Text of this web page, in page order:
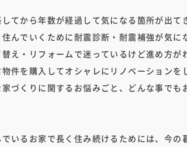
してから年数が経過して気になる箇所が出て
住んでいくために耐震診断・耐震補強が気に
替え・リフォームで迷っているけど進め方
物件を購入してオシャレにリノベーション
づくりに関するお悩みごと、どんな事でも
いるお家で長く住み続けるためには、今の